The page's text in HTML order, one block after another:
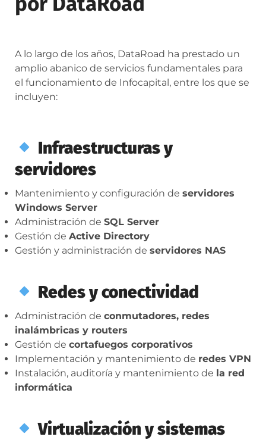
A lo largo de los años, DataRoad ha prestado un
amplio abanico de servicios fundamentales para
el funcionamiento de Infocapital, entre los que se
incluyen:
Infraestructuras y
servidores
Mantenimiento y configuración de servidores
Windows Server
Administración de SQL Server
Gestión de Active Directory
Gestión y administración de servidores NAS
Redes y conectividad
Administración de conmutadores, redes
inalámbricas y routers
Gestión de cortafuegos corporativos
Implementación y mantenimiento de redes VPN
Instalación, auditoría y mantenimiento de la red
informática
Virtualización y sistemas